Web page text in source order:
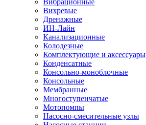
Вибрационные
Вихревые
Дренажные
ИН-Лайн
Канализационные
Колодезные
Комплектующие и аксессуары
Конденсатные
Консольно-моноблочные
Консольные
Мембранные
Многоступенчатые
Мотопомпы
Насосно-смесительные узлы